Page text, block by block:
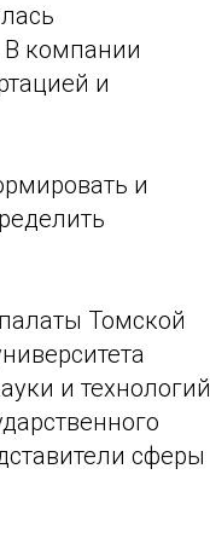
компании
и
и
Томской
и технологий
сферы